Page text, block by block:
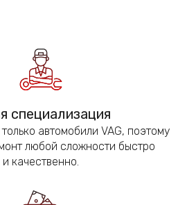
специализация
автомобили VAG, поэтому
любой сложности быстро
и качественно.